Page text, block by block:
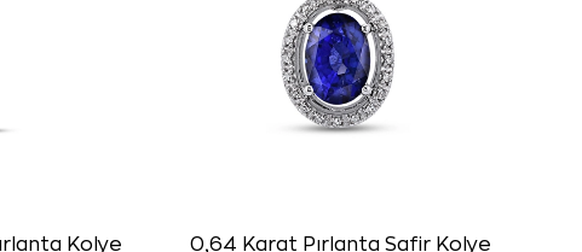
Kolye 0,64 Karat Pırlanta Safir Kolye